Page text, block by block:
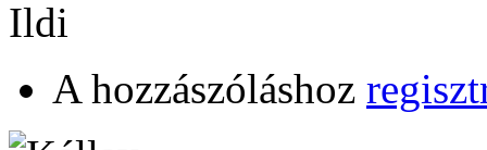
Ildi
A hozzászóláshoz